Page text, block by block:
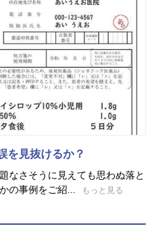
を見抜けるか？
なさそうに見えても思わぬ落と
の事例をご紹...
もっと見る